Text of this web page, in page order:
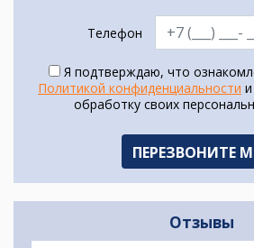
Телефон
Я подтверждаю, что
Политикой конфиденциальности
обработку своих
Отзывы